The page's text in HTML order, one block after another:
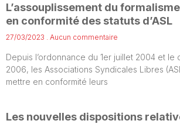
L’assouplissement du
en conformité des statuts d’ASL
27/03/2023 Aucun commentaire
Depuis l’ordonnance du 1er juillet 2004 et le
2006, les Associations Syndicales Libres
mettre en conformité leurs
Les nouvelles dispositions